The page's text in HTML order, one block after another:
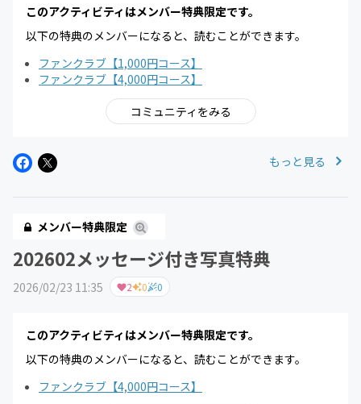
このアクティビティはメンバー特典限定です。
以下の特典のメンバーになると、読むことができます。
ファンクラブ【1,000円コース】
ファンクラブ【4,000円コース】
コミュニティをみる
もっと見る
メンバー特典限定
202602メッセージ付き写真特典
2026/02/23 11:35 2 0 0
このアクティビティはメンバー特典限定です。
以下の特典のメンバーになると、読むことができます。
ファンクラブ【4,000円コース】